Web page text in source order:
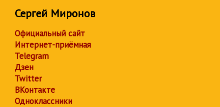
Сергей Миронов
Официальный сайт
Интернет-приёмная
Telegram
Дзен
Twitter
ВКонтакте
Одноклассники